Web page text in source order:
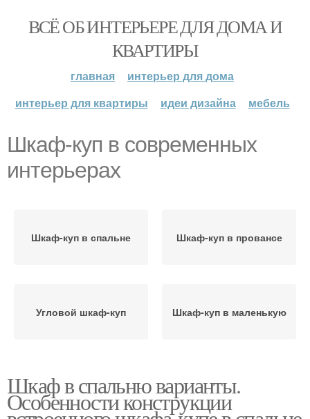
ВСЁ ОБ ИНТЕРЬЕРЕ ДЛЯ ДОМА И
КВАРТИРЫ
главная
интерьер для дома
интерьер для квартиры
идеи дизайна мебель
Шкаф-куп в современных
интерьерах
Шкаф-куп в спальне Шкаф-куп в провансе
Угловой шкаф-куп Шкаф-куп в маленькую
Шкаф в спальню варианты.
Особенности конструкции